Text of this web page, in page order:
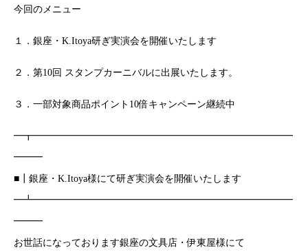
今回のメニュー
１．銀座・K.Itoya研ぎ実演会を開催いたします
２．第10回 スタンプカーニバルに出展いたします。
３．一部対象商品ポイント10倍キャンペーン継続中
━┳━━━━━━━━━━━━━━━━━━━━━━━━━━━
━━━
■┃銀座・K.Itoya様にて研ぎ実演会を開催いたします
━┻━━━━━━━━━━━━━━━━━━━━━━━━━━━
━━━
お世話になっております銀座の文具店・伊東屋様にて